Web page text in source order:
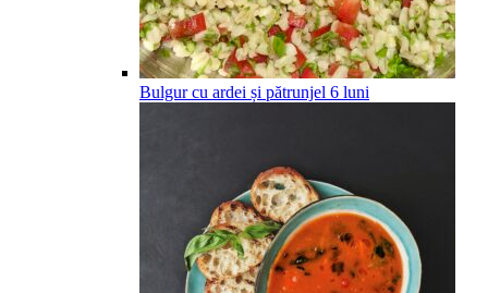
Bulgur cu ardei și pătrunjel 6 luni